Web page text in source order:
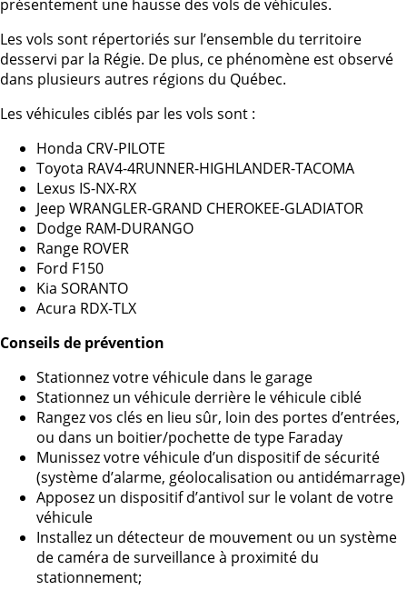
présentement une hausse des vols de véhicules.
Les vols sont répertoriés sur l’ensemble du territoire
desservi par la Régie. De plus, ce phénomène est observé
dans plusieurs autres régions du Québec.
Les véhicules ciblés par les vols sont :
Honda CRV-PILOTE
Toyota RAV4-4RUNNER-HIGHLANDER-TACOMA
Lexus IS-NX-RX
Jeep WRANGLER-GRAND CHEROKEE-GLADIATOR
Dodge RAM-DURANGO
Range ROVER
Ford F150
Kia SORANTO
Acura RDX-TLX
Conseils de prévention
Stationnez votre véhicule dans le garage
Stationnez un véhicule derrière le véhicule ciblé
Rangez vos clés en lieu sûr, loin des portes d’entrées,
ou dans un boitier/pochette de type Faraday
Munissez votre véhicule d’un dispositif de sécurité
(système d’alarme, géolocalisation ou antidémarrage)
Apposez un dispositif d’antivol sur le volant de votre
véhicule
Installez un détecteur de mouvement ou un système
de caméra de surveillance à proximité du
stationnement;